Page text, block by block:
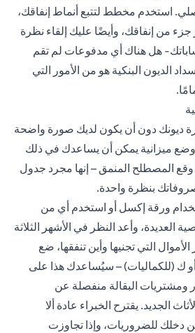
استخدم مخطط لتتبع أنماط إنفاقك،
من إنفاقك، وأيضًا عليك إلقاء نظرة
هل هناك أي مدفوعات لم تقم
الديون البنكية هو من الأمور التي
ديونك دون أن يكون لديك صورة واضحة
وضع ميزانية يمكن أن يساعدك في ذلك
وقع المصطلح المنمق – إنها مجرد جدول
بنظرة واحدة.
ورقة إكسل أو استخدم أي من
العديدة، وأعد النظر في الأشهر الثلاثة
التي تجنيها وأين تنفقها، ضع
(للكماليات) – سيُساعدك هذا على
ومشتريات البقالة منفصلة عن
الجديد. يقترح الخبراء عادة ألا
من 50% من دخلك للضروريات، وإذا تجاوزت